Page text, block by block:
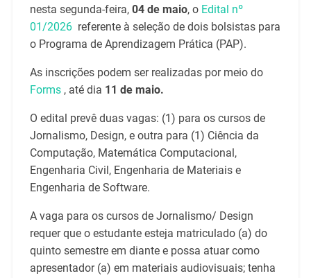
nesta segunda-feira, 04 de maio, o Edital nº
01/2026 referente à seleção de dois bolsistas para
o Programa de Aprendizagem Prática (PAP).
As inscrições podem ser realizadas por meio do
Forms , até dia 11 de maio.
O edital prevê duas vagas: (1) para os cursos de
Jornalismo, Design, e outra para (1) Ciência da
Computação, Matemática Computacional,
Engenharia Civil, Engenharia de Materiais e
Engenharia de Software.
A vaga para os cursos de Jornalismo/ Design
requer que o estudante esteja matriculado (a) do
quinto semestre em diante e possa atuar como
apresentador (a) em materiais audiovisuais; tenha